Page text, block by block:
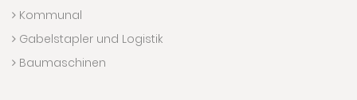
Kommunal
Gabelstapler und Logistik
Baumaschinen